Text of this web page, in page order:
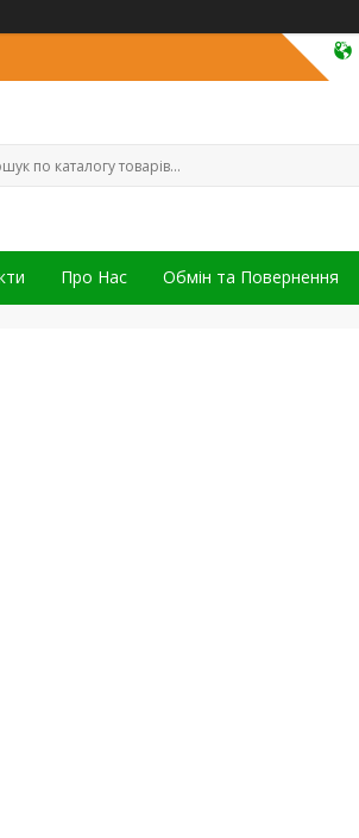
Про Нас Обмін та Повернення